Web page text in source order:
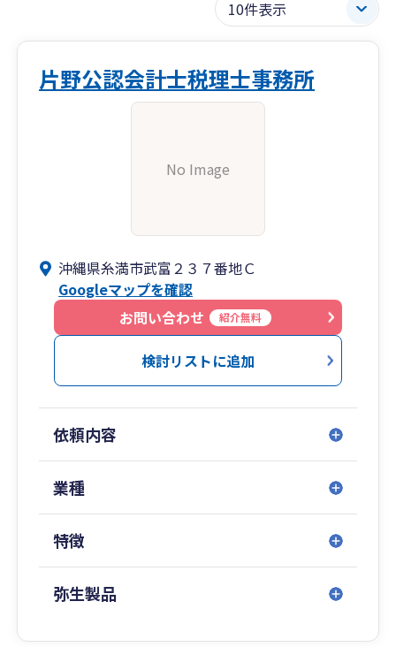
片野公認会計士税理士事務所
No Image
沖縄県糸満市武富２３７番地Ｃ
Googleマップを確認
お問い合わせ
紹介無料
検討リストに追加
依頼内容
業種
特徴
弥生製品